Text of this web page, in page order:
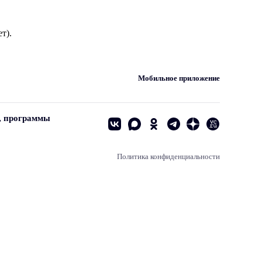
Мобильное приложение
программы
Политика конфиденциальности